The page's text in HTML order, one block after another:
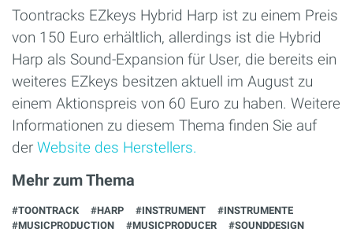
Toontracks EZkeys Hybrid Harp ist zu einem Preis
von 150 Euro erhältlich, allerdings ist die Hybrid
Harp als Sound-Expansion für User, die bereits ein
weiteres EZkeys besitzen aktuell im August zu
einem Aktionspreis von 60 Euro zu haben. Weitere
Informationen zu diesem Thema finden Sie auf
der Website des Herstellers.
Mehr zum Thema
#TOONTRACK #HARP #INSTRUMENT
#INSTRUMENTE
#MUSICPRODUCTION
#MUSICPRODUCER
#SOUNDDESIGN